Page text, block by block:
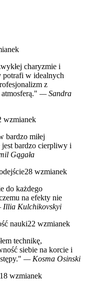
charyzmie i
potrafi w idealnych
z
— Sandra
wzmianek
bardzo miłej
jest bardzo cierpliwy i
Gągała
28 wzmianek
do każdego
na efekty nie
Kulchikovskyi
nauki22 wzmianek
technikę,
siebie na korcie i
— Kosma Osinski
18 wzmianek